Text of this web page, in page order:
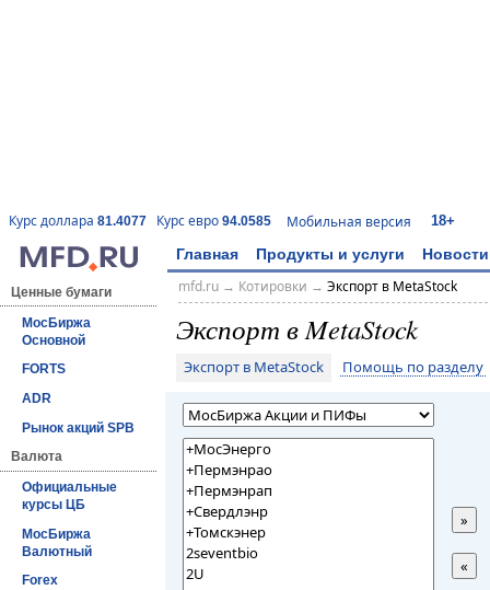
Курс доллара 81.4077 Курс евро 94.0585 Мобильная версия 18+
Главная Продукты и услуги Новости
Ценные бумаги
МосБиржа
Основной
FORTS
ADR
Рынок акций SPB
Валюта
Официальные
курсы ЦБ
МосБиржа
Валютный
Forex
mfd.ru→ Котировки → Экспорт в MetaStock
Экспорт в MetaStock
Экспорт в MetaStock Помощь по разделу
»
«